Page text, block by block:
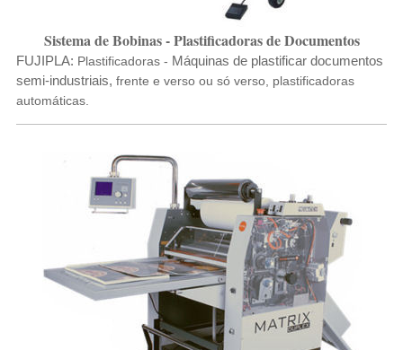
Sistema de Bobinas - Plastificadoras de Documentos
FUJIPLA: Plastificadoras - Máquinas de plastificar documentos
semi-industriais, frente e verso ou só verso, plastificadoras
automáticas.